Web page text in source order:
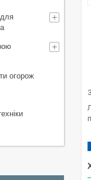
для
огорож